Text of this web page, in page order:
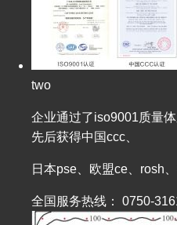
two
企业通过了iso9001质量
先后获得中国ccc、
日本pse、欧盟ce、rosh
全国服务热线： 0750-